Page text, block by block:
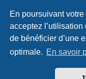
En poursuivant
acceptez
de bénéficier d’une
optimale. En savoir
Développé par